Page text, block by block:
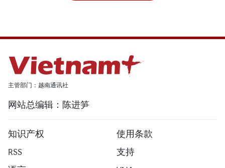
主管部门：越南通讯社
网站总编辑：陈进笋
知识产权
使用条款
RSS
支持